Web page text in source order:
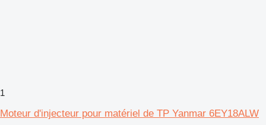
1
Moteur d'injecteur pour matériel de TP Yanmar 6EY18ALW